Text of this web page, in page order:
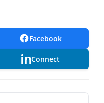
Facebook
Connect